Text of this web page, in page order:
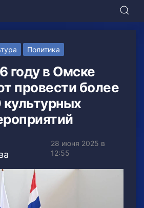
Политика
году в Омске
провести более
культурных
28 июня 2025 в
12:55